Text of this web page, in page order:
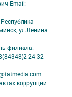
Email:
ул.Ленина,
филиала.
24-32 -
коррупции